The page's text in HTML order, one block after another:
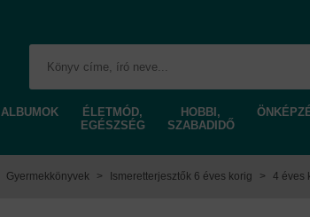
ALBUMOK
ÉLETMÓD,
EGÉSZSÉG
HOBBI,
SZABADIDŐ
Gyermekkönyvek > Ismeretterjesztők 6 éves korig > 4 éves